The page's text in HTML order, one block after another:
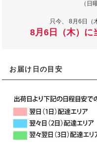
（日
只今、 8月6日（
8月6日（木）に
お届け日の目安